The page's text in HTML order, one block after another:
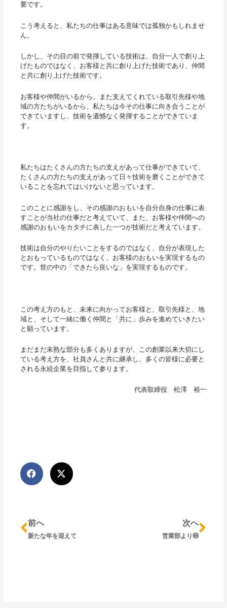
要です。
こう考えると、私たちの仕事はある意味では孤独かもしれませ
ん。
しかし、その目の前で発揮している技術は、自分一人で創り上
げたものではなく、お客様と共に創り上げた技術であり、仲間
と共に創り上げた技術です。
お客様や仲間がいるから、また支えてくれている取引先様や地
域の方たちがいるから、私たちは今その仕事に向き合うことが
できていますし、技術を遺憾なく発揮することができていま
す。
私たちはたくさんの方たちの支えがあって仕事ができていて、
たくさんの方たちの支えがあって日々技術を磨くことができて
いることを忘れてはいけないと思っています。
このことに感謝をし、その感謝のおもいを自分自身の仕事に表
すことが当社の仕事だと考えていて、また、お客様や仲間への
感謝のおもいをカタチに表した一つが技術だと考えています。
技術は自分のやりたいことをするのではなく、自分が表現した
とおもっているものではなく、お客様のおもいを実現するもの
です。世の中の「できたら良いな」を実現するものです。
この考え方のもと、未来に向かってお客様と、取引先様と、地
域と、そして一緒に働く仲間と「共に」歩みを進めていきたい
と願っています。
まだまだ未熟な部分も多くありますが、この創業以来大切にし
ている考え方を、社員さんと共に継承し、多くの皆様に必要と
される永続企業を目指して参ります。
代表取締役 松澤 裕一
前へ
新たな年を迎えて
次へ
営業部より㊹